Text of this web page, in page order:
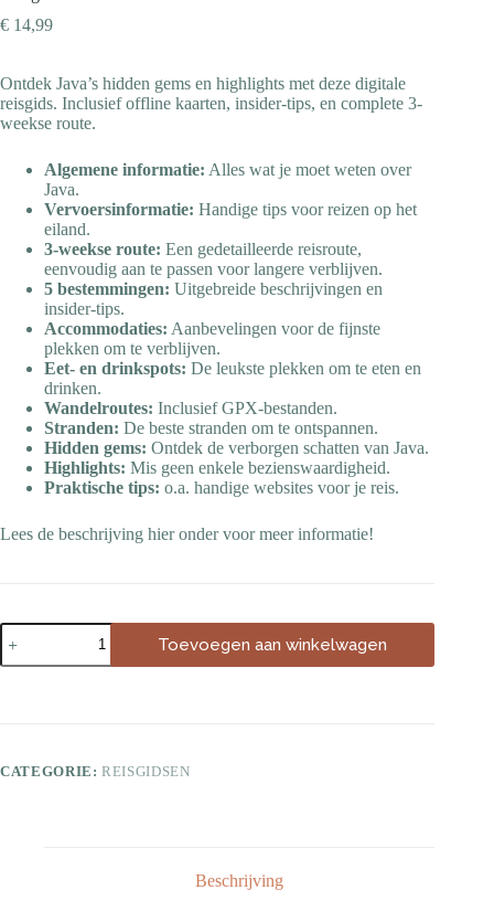
€ 14,99
Ontdek Java’s hidden gems en highlights met deze digitale
reisgids. Inclusief offline kaarten, insider-tips, en complete 3-
weekse route.
Algemene informatie: Alles wat je moet weten over
Java.
Vervoersinformatie: Handige tips voor reizen op het
eiland.
3-weekse route: Een gedetailleerde reisroute,
eenvoudig aan te passen voor langere verblijven.
5 bestemmingen: Uitgebreide beschrijvingen en
insider-tips.
Accommodaties: Aanbevelingen voor de fijnste
plekken om te verblijven.
Eet- en drinkspots: De leukste plekken om te eten en
drinken.
Wandelroutes: Inclusief GPX-bestanden.
Stranden: De beste stranden om te ontspannen.
Hidden gems: Ontdek de verborgen schatten van Java.
Highlights: Mis geen enkele bezienswaardigheid.
Praktische tips: o.a. handige websites voor je reis.
Lees de beschrijving hier onder voor meer informatie!
Toevoegen aan winkelwagen
CATEGORIE:REISGIDSEN
Beschrijving